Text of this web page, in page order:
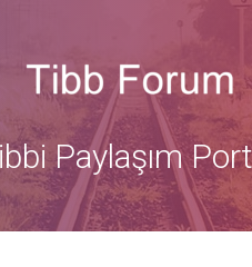
Paylaşım